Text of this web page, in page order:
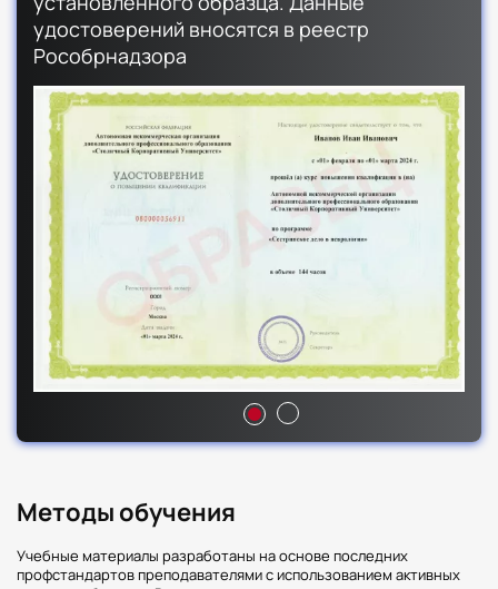
удостоверений вносятся в реестр
Рособрнадзора
Методы обучения
Учебные материалы разработаны на основе последних
профстандартов преподавателями с использованием активных